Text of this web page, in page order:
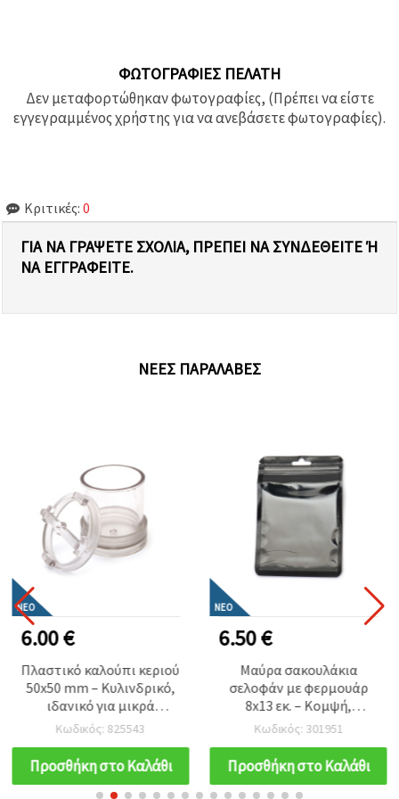
ΦΩΤΟΓΡΑΦΊΕΣ ΠΕΛΆΤΗ
Δεν μεταφορτώθηκαν φωτογραφίες, (Πρέπει να είστε
εγγεγραμμένος χρήστης για να ανεβάσετε φωτογραφίες).
Κριτικές: 0
ΓΙΑ ΝΑ ΓΡΆΨΕΤΕ ΣΧΌΛΙΑ, ΠΡΈΠΕΙ ΝΑ ΣΥΝΔΕΘΕΊΤΕ Ή Ν
Α ΕΓΓΡΑΦΕΊΤΕ.
ΝΈΕΣ ΠΑΡΑΛΑΒΈΣ
ΝΈΟ
6.00 €
Πλαστικό καλούπι κεριού
50x50 mm – Κυλινδρικό,
ιδανικό για μικρά
χειροποίητα κεριά & DIY
διακόσμηση
Κωδικός: 825543
Προσθήκη στο Καλάθι
ΝΈΟ
6.50 €
Μαύρα σακουλάκια
σελοφάν με φερμουάρ
8x13 εκ. – Κομψή,
ανθεκτική & μοντέρνα
συσκευασία, σετ 100 τεμ.
Κωδικός: 301951
Προσθήκη στο Καλάθι